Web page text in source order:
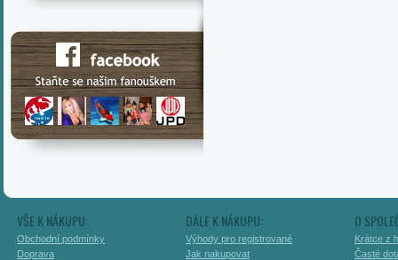
VŠE K NÁKUPU:
Obchodní podmínky
Doprava
DÁLE K NÁKUPU:
Výhody pro registrované
Jak nakupovat
O
Krátce z
Časté